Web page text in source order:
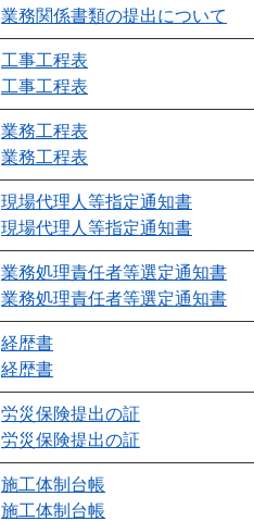
業務関係書類の提出について
工事工程表
工事工程表
業務工程表
業務工程表
現場代理人等指定通知書
現場代理人等指定通知書​
業務処理責任者等選定通知書
業務処理責任者等選定通知書​
経歴書
経歴書
労災保険提出の証
労災保険提出の証​
施工体制台帳
施工体制台帳